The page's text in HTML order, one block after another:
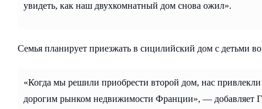
увидеть, как наш двухкомнатный дом снова ожил».
Семья планирует приезжать в сицилийский дом с детьми
«Когда мы решили приобрести второй дом, нас
дорогим рынком недвижимости Франции», — добавляет